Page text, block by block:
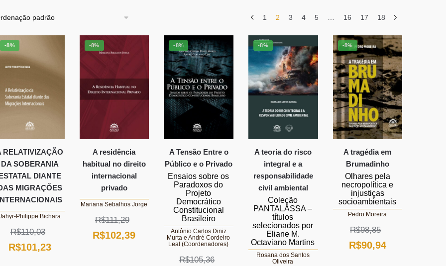
1 2 3 4 5 16 17 18
-8%
RELATIVIZAÇÃO
DA SOBERANIA
DIANTE
MIGRAÇÕES
Philippe Bichara
R$110,03
O
R$101,23O
-8%
A residência
habitual no direito
internacional
privado
Mariana Sebalhos Jorge
R$111,29
O
R$102,39O
-8%
A Tensão Entre o
Público e o Privado
Ensaios sobre os
Paradoxos do
Projeto
Democrático
Constitucional
Brasileiro
Antônio Carlos Diniz
Murta e André Cordeiro
Leal (Coordenadores)
R$105,36
-8%
A teoria do risco
integral e a
responsabilidade
civil ambiental
Coleção
PANTALASSA –
títulos
selecionados por
Eliane M.
Octaviano Martins
Rosana dos Santos
Oliveira
-8%
A tragédia em
Brumadinho
Olhares pela
necropolítica e
injustiças
socioambientais
Pedro Moreira
R$98,85
O
R$90,94O